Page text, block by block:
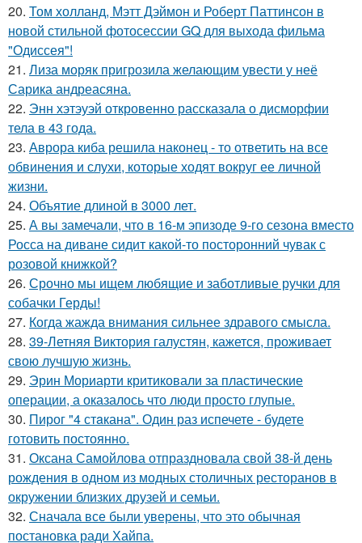
20. Том холланд, Мэтт Дэймон и Роберт Паттинсон в
новой стильной фотосессии GQ для выхода фильма
"Одиссея"!
21. Лиза моряк пригрозила желающим увести у неё
Сарика андреасяна.
22. Энн хэтэуэй откровенно рассказала о дисморфии
тела в 43 года.
23. Аврора киба решила наконец - то ответить на все
обвинения и слухи, которые ходят вокруг ее личной
жизни.
24. Объятие длиной в 3000 лет.
25. А вы замечали, что в 16-м эпизоде 9-го сезона вместо
Росса на диване сидит какой-то посторонний чувак с
розовой книжкой?
26. Срочно мы ищем любящие и заботливые ручки для
собачки Герды!
27. Когда жажда внимания сильнее здравого смысла.
28. 39-Летняя Виктория галустян, кажется, проживает
свою лучшую жизнь.
29. Эрин Мориарти критиковали за пластические
операции, а оказалось что люди просто глупые.
30. Пирог "4 стaкана". Один раз испечете - будете
готовить постоянно.
31. Оксана Самойлова отпраздновала свой 38-й день
рождения в одном из модных столичных ресторанов в
окружении близких друзей и семьи.
32. Сначала все были уверены, что это обычная
постановка ради Хайпа.